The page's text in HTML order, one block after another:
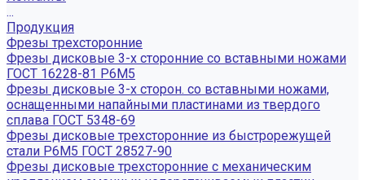
...
Продукция
Фрезы трехсторонние
Фрезы дисковые 3-х сторонние со вставными ножами
ГОСТ 16228-81 Р6М5
Фрезы дисковые 3-х сторон. со вставными ножами,
оснащенными напайными пластинами из твердого
сплава ГОСТ 5348-69
Фрезы дисковые трехсторонние из быстрорежущей
стали Р6М5 ГОСТ 28527-90
Фрезы дисковые трехсторонние с механическим